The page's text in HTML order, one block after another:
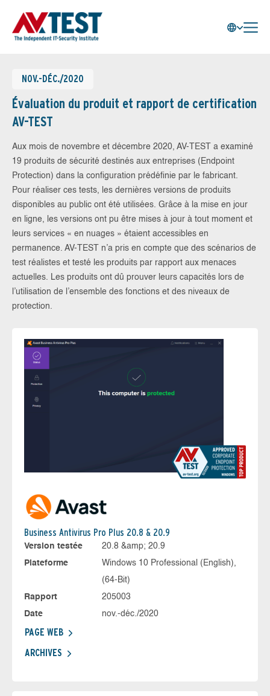
NOV.-DÉC./2020
Évaluation du produit et rapport de certification
AV-TEST
Aux mois de novembre et décembre 2020, AV-TEST a examiné
19 produits de sécurité destinés aux entreprises (Endpoint
Protection) dans la configuration prédéfinie par le fabricant.
Pour réaliser ces tests, les dernières versions de produits
disponibles au public ont été utilisées. Grâce à la mise en jour
en ligne, les versions ont pu être mises à jour à tout moment et
leurs services « en nuages » étaient accessibles en
permanence. AV-TEST n’a pris en compte que des scénarios de
test réalistes et testé les produits par rapport aux menaces
actuelles. Les produits ont dû prouver leurs capacités lors de
l’utilisation de l’ensemble des fonctions et des niveaux de
protection.
Business Antivirus Pro Plus 20.8 & 20.9
Version testée
20.8 &amp; 20.9
Plateforme
Windows 10 Professional (English),
(64-Bit)
Rapport
205003
Date
nov.-déc./2020
PAGE WEB
ARCHIVES